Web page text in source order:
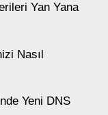
Yan Yana
Nasıl
Yeni DNS